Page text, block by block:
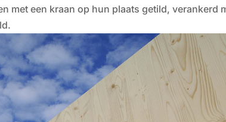
met een kraan op hun plaats getild, verankerd